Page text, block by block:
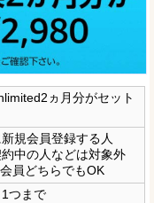
ヵ月分がセット
規会員登録する人
中の人などは対象外
員どちらでもOK
つまで